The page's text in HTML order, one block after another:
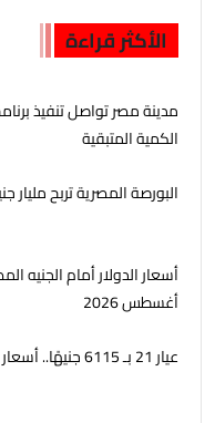
الأكثر قراءة
مدينة مصر تواصل تنفيذ
الكمية المتبقية
البورصة المصرية تربح مليار
أغسطس 2026
عيار 21 بـ 6115 جنيهًا.. أسعار الذهب في مصر اليوم الأحد